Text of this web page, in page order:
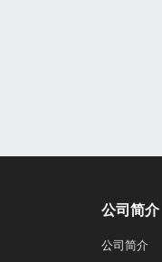
公司简介
公司简介